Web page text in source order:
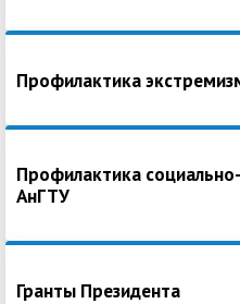
Профилактика
Профилактика
АнГТУ
Гранты Президента